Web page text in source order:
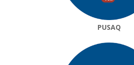
PUSAQ